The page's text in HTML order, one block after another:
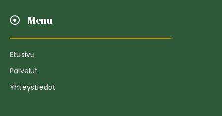
Menu
Etusivu
Palvelut
Yhteystiedot